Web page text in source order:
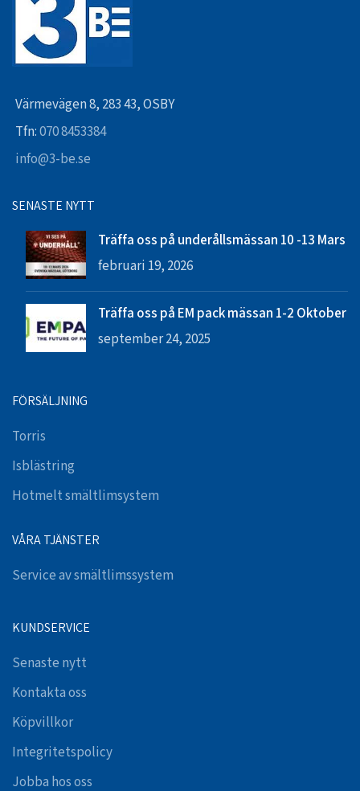
Värmevägen 8, 283 43, OSBY
Tfn:070 8453384
info@3-be.se
SENASTE NYTT
Träffa oss på underållsmässan 10 -13 Mars
februari 19, 2026
Träffa oss på EM pack mässan 1-2 Oktober
september 24, 2025
FÖRSÄLJNING
Torris
Isblästring
Hotmelt smältlimsystem
VÅRA TJÄNSTER
Service av smältlimssystem
KUNDSERVICE
Senaste nytt
Kontakta oss
Köpvillkor
Integritetspolicy
Jobba hos oss